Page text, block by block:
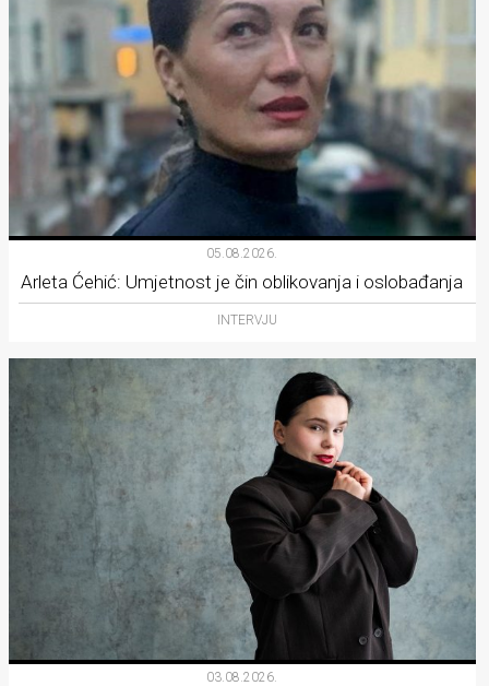
05.08.2026.
Arleta Ćehić: Umjetnost je čin oblikovanja i oslobađanja
INTERVJU
03.08.2026.